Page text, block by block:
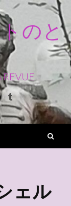
のと
REVUE
Pinterest
Tumblr
ェル